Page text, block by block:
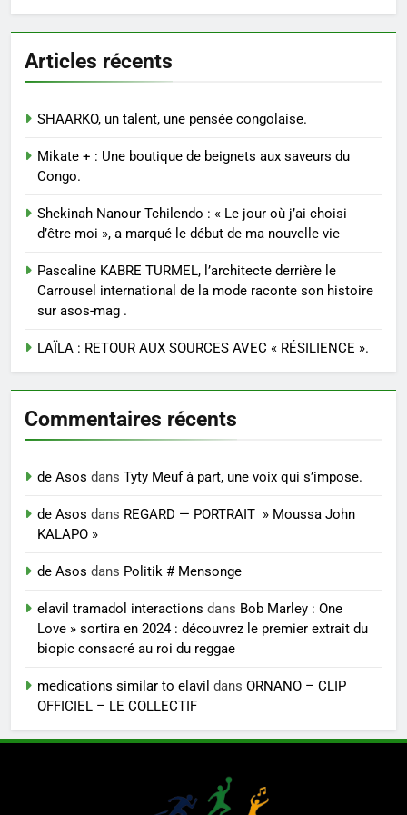
Articles récents
SHAARKO, un talent, une pensée congolaise.
Mikate + : Une boutique de beignets aux saveurs du
Congo.
Shekinah Nanour Tchilendo : « Le jour où j’ai choisi
d’être moi », a marqué le début de ma nouvelle vie
Pascaline KABRE TURMEL, l’architecte derrière le
Carrousel international de la mode raconte son histoire
sur asos-mag .
LAÏLA : RETOUR AUX SOURCES AVEC « RÉSILIENCE ».
Commentaires récents
de Asos dans Tyty Meuf à part, une voix qui s’impose.
de Asos dans REGARD — PORTRAIT » Moussa John
KALAPO »
de Asos dans Politik # Mensonge
elavil tramadol interactions dans Bob Marley : One
Love » sortira en 2024 : découvrez le premier extrait du
biopic consacré au roi du reggae
medications similar to elavil dans ORNANO – CLIP
OFFICIEL – LE COLLECTIF